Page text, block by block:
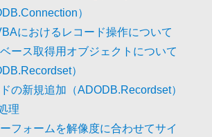
）
におけるレコード操作について
ース取得用オブジェクトについて
）
の新規追加（ADODB.Recordset）
理
フォームを解像度に合わせてサイ